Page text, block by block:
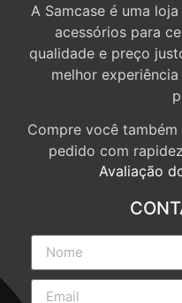
A Samcase é uma
acessórios para
qualidade e preço
melhor
Compre você também
pedido com
Avaliação